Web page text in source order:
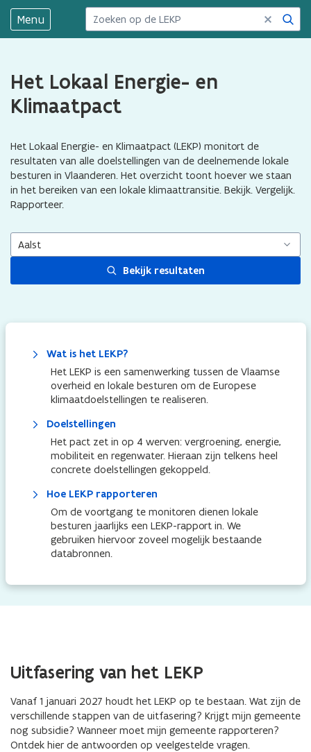
Menu
Het Lokaal Energie- en
Klimaatpact
Het Lokaal Energie- en Klimaatpact (LEKP) monitort de
resultaten van alle doelstellingen van de deelnemende lokale
besturen in Vlaanderen. Het overzicht toont hoever we staan
in het bereiken van een lokale klimaattransitie. Bekijk. Vergelijk.
Rapporteer.
Aalst
Bekijk resultaten
Wat is het LEKP?
Het LEKP is een samenwerking tussen de Vlaamse
overheid en lokale besturen om de Europese
klimaatdoelstellingen te realiseren.
Doelstellingen
Het pact zet in op 4 werven: vergroening, energie,
mobiliteit en regenwater. Hieraan zijn telkens heel
concrete doelstellingen gekoppeld.
Hoe LEKP rapporteren
Om de voortgang te monitoren dienen lokale
besturen jaarlijks een LEKP-rapport in. We
gebruiken hiervoor zoveel mogelijk bestaande
databronnen.
Uitfasering van het LEKP
Vanaf 1 januari 2027 houdt het LEKP op te bestaan. Wat zijn de
verschillende stappen van de uitfasering? Krijgt mijn gemeente
nog subsidie? Wanneer moet mijn gemeente rapporteren?
Ontdek hier de antwoorden op veelgestelde vragen.